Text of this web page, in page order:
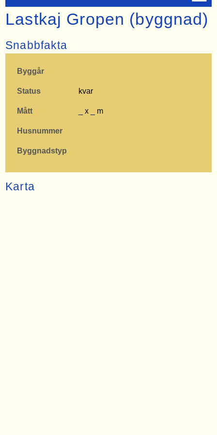
Lastkaj Gropen (byggnad)
Snabbfakta
Byggår
Status kvar
Mått _ x _ m
Husnummer
Byggnadstyp
Karta